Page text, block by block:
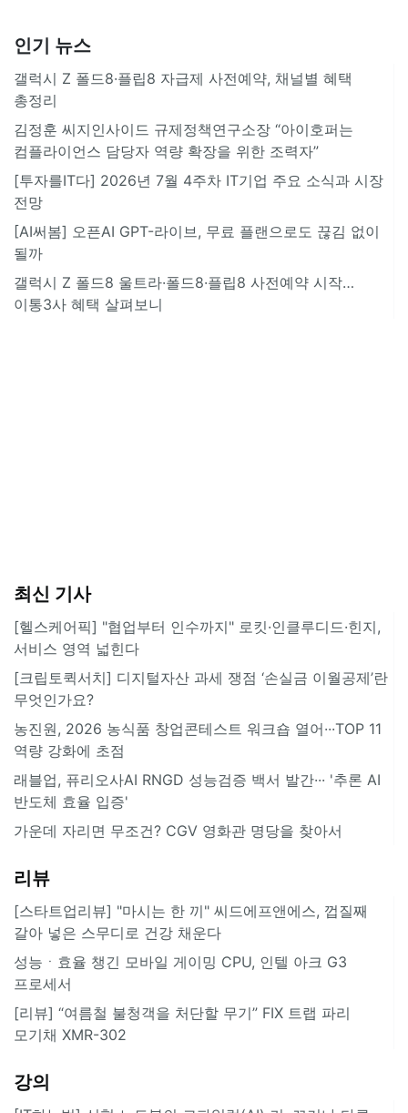
인기 뉴스
갤럭시 Z 폴드8·플립8 자급제 사전예약, 채널별 혜택
총정리
김정훈 씨지인사이드 규제정책연구소장 “아이호퍼는
컴플라이언스 담당자 역량 확장을 위한 조력자”
[투자를IT다] 2026년 7월 4주차 IT기업 주요 소식과 시장
전망
[AI써봄] 오픈AI GPT-라이브, 무료 플랜으로도 끊김 없이
될까
갤럭시 Z 폴드8 울트라·폴드8·플립8 사전예약 시작…
이통3사 혜택 살펴보니
최신 기사
[헬스케어픽] "협업부터 인수까지" 로킷·인클루디드·힌지,
서비스 영역 넓힌다
[크립토퀵서치] 디지털자산 과세 쟁점 ‘손실금 이월공제’란
무엇인가요?
농진원, 2026 농식품 창업콘테스트 워크숍 열어···TOP 11
역량 강화에 초점
래블업, 퓨리오사AI RNGD 성능검증 백서 발간··· '추론 AI
반도체 효율 입증'
가운데 자리면 무조건? CGV 영화관 명당을 찾아서
리뷰
[스타트업리뷰] "마시는 한 끼" 씨드에프앤에스, 껍질째
갈아 넣은 스무디로 건강 채운다
성능ㆍ효율 챙긴 모바일 게이밍 CPU, 인텔 아크 G3
프로세서
[리뷰] “여름철 불청객을 처단할 무기” FIX 트랩 파리
모기채 XMR-302
강의